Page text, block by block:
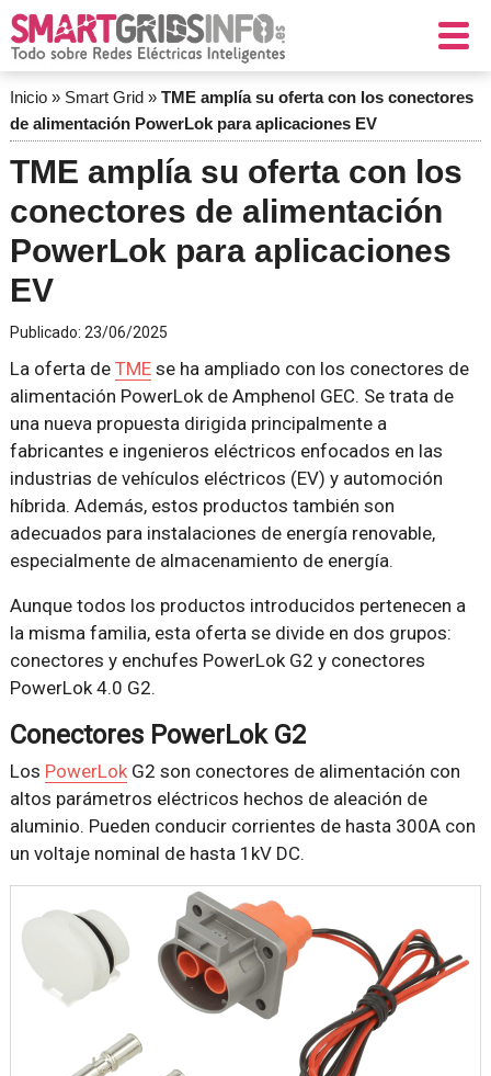
Inicio» Smart Grid» TME amplía su oferta con los conectores
de alimentación PowerLok para aplicaciones EV
TME amplía su oferta con los
conectores de alimentación
PowerLok para aplicaciones
EV
Publicado: 23/06/2025
La oferta de TMEse ha ampliado con los conectores de
alimentación PowerLok de Amphenol GEC. Se trata de
una nueva propuesta dirigida principalmente a
fabricantes e ingenieros eléctricos enfocados en las
industrias de vehículos eléctricos (EV) y automoción
híbrida. Además, estos productos también son
adecuados para instalaciones de energía renovable,
especialmente de almacenamiento de energía.
Aunque todos los productos introducidos pertenecen a
la misma familia, esta oferta se divide en dos grupos:
conectores y enchufes PowerLok G2 y conectores
PowerLok 4.0 G2.
Conectores PowerLok G2
Los PowerLokG2 son conectores de alimentación con
altos parámetros eléctricos hechos de aleación de
aluminio. Pueden conducir corrientes de hasta 300A con
un voltaje nominal de hasta 1kV DC.